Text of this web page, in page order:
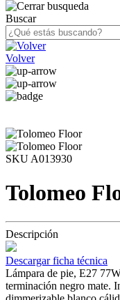
Buscar
Volver
SKU A013930
Tolomeo
Descripción
Descargar ficha técnica
Lámpara de pie, E27
terminación negro mate.